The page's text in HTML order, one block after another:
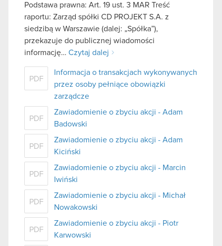
Podstawa prawna: Art. 19 ust. 3 MAR Treść
raportu: Zarząd spółki CD PROJEKT S.A. z
siedzibą w Warszawie (dalej: „Spółka”),
przekazuje do publicznej wiadomości
informację… Czytaj dalej
PDF
Informacja o transakcjach wykonywanych
przez osoby pełniące obowiązki
zarządcze
PDF
Zawiadomienie o zbyciu akcji - Adam
Badowski
PDF
Zawiadomienie o zbyciu akcji - Adam
Kiciński
PDF
Zawiadomienie o zbyciu akcji - Marcin
Iwiński
PDF
Zawiadomienie o zbyciu akcji - Michał
Nowakowski
PDF
Zawiadomienie o zbyciu akcji - Piotr
Karwowski